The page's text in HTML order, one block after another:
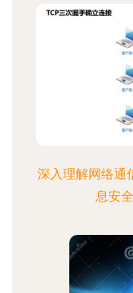
深入理解网络通
息安